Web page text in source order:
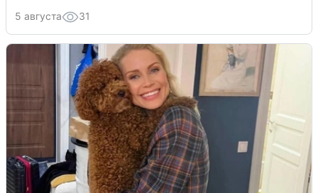
5 августа 31